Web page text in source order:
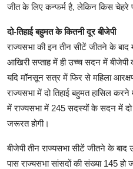
जीत के लिए कन्फर्म है, लेकिन किस चेहरे
दो-तिहाई बहुमत के कितनी दूर बीजेपी
राज्यसभा की इन तीन सीटें जीतने के
आखिरी सप्ताह में ही उच्च सदन में बीजेपी
यदि मॉनसून सत्र में फिर से महिला
राज्यसभा में दो तिहाई बहुमत हासिल
में राज्यसभा में 245 सदस्यों के सदन में दो
जरूरत होगी।
बीजेपी तीन राज्यसभा सीटें जीतने के
पास राज्यसभा सांसदों की संख्या 145 हो